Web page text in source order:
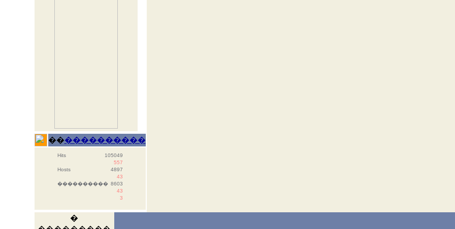
������������
Hits
105049
557
Hosts
4897
43
���������� 8603
43
3
�